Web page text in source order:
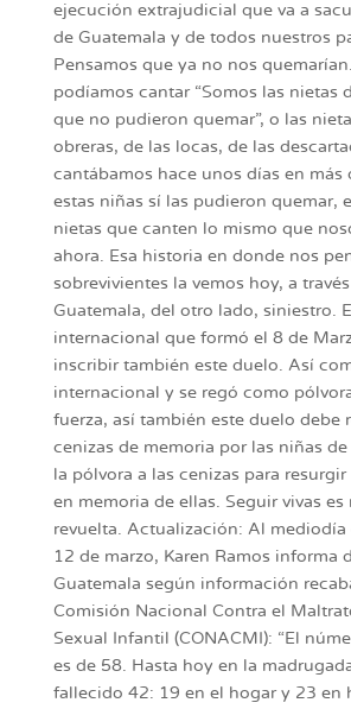
ejecución extrajudicial que va a
de Guatemala y de todos nuestros
Pensamos que ya no nos
podíamos cantar “Somos las nietas
que no pudieron quemar”, o las
obreras, de las locas, de las
cantábamos hace unos días en más
estas niñas sí las pudieron quemar,
nietas que canten lo mismo que
ahora. Esa historia en donde nos
sobrevivientes la vemos hoy, a
Guatemala, del otro lado, siniestro.
internacional que formó el 8 de
inscribir también este duelo. Así
internacional y se regó como
fuerza, así también este duelo debe
cenizas de memoria por las niñas
la pólvora a las cenizas para resurgir
en memoria de ellas. Seguir vivas es
revuelta. Actualización: Al
12 de marzo, Karen Ramos informa
Guatemala según información
Comisión Nacional Contra el
Sexual Infantil (CONACMI): “El
es de 58. Hasta hoy en la
fallecido 42: 19 en el hogar y 23 en